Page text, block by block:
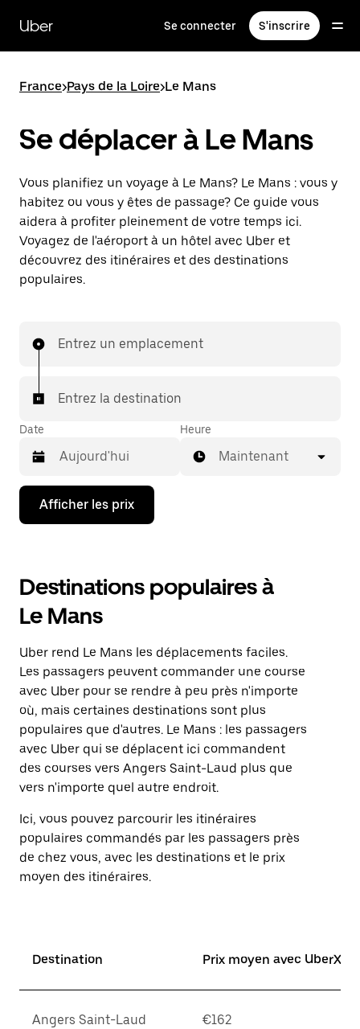
contenu
principal
Uber Se connecter S'inscrire
France>Pays de la Loire>Le Mans
Se déplacer à Le Mans
Vous planifiez un voyage à Le Mans? Le Mans : vous y
habitez ou vous y êtes de passage? Ce guide vous
aidera à profiter pleinement de votre temps ici.
Voyagez de l'aéroport à un hôtel avec Uber et
découvrez des itinéraires et des destinations
populaires.
Entrez un emplacement
Entrez la destination
Date
Appuyez
la
bas
pour
interagir
avec
calendrier
et
sélectionner
une
date.
Appuyez
sur
la
touche
d'échappement
fermer
le
calendrier.
Heure
Maintenant
Afficher les prix
Destinations populaires à
Le Mans
Uber rend Le Mans les déplacements faciles.
Les passagers peuvent commander une course
avec Uber pour se rendre à peu près n'importe
où, mais certaines destinations sont plus
populaires que d'autres. Le Mans : les passagers
avec Uber qui se déplacent ici commandent
des courses vers Angers Saint-Laud plus que
vers n'importe quel autre endroit.
Ici, vous pouvez parcourir les itinéraires
populaires commandés par les passagers près
de chez vous, avec les destinations et le prix
moyen des itinéraires.
Destination Prix moyen avec UberX*
Angers Saint-Laud €162